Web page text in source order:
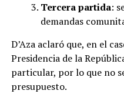
Tercera partida:
demandas
D’Aza aclaró que, en el
Presidencia de la
particular, por lo que no
presupuesto.